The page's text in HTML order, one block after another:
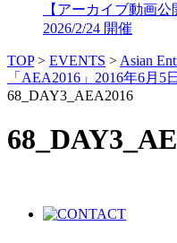
【アーカイブ動画公
2026/2/24 開催
TOP> EVENTS > Asian
「AEA2016」2016年6月
68_DAY3_AEA2016